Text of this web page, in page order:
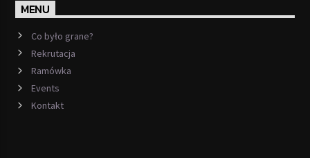
MENU
Co było grane?
Rekrutacja
Ramówka
Events
Kontakt